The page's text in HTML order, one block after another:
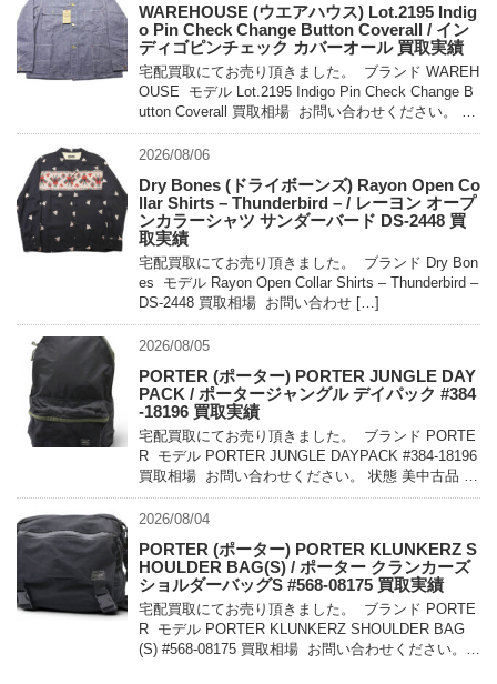
WAREHOUSE (ウエアハウス) Lot.2195 Indig
o Pin Check Change Button Coverall / イン
ディゴピンチェック カバーオール 買取実績
宅配買取にてお売り頂きました。 ブランド WAREH
OUSE モデル Lot.2195 Indigo Pin Check Change B
utton Coverall 買取相場 お問い合わせください。 状
態 未使用 […]
2026/08/06
Dry Bones (ドライボーンズ) Rayon Open Co
llar Shirts – Thunderbird – / レーヨン オープ
ンカラーシャツ サンダーバード DS-2448 買
取実績
宅配買取にてお売り頂きました。 ブランド Dry Bon
es モデル Rayon Open Collar Shirts – Thunderbird –
DS-2448 買取相場 お問い合わせ […]
2026/08/05
PORTER (ポーター) PORTER JUNGLE DAY
PACK / ポータージャングル デイパック #384
-18196 買取実績
宅配買取にてお売り頂きました。 ブランド PORTE
R モデル PORTER JUNGLE DAYPACK #384-18196
買取相場 お問い合わせください。 状態 美中古品 軽
量でコンパクトに持ち運べるパッカ […]
2026/08/04
PORTER (ポーター) PORTER KLUNKERZ S
HOULDER BAG(S) / ポーター クランカーズ
ショルダーバッグS #568-08175 買取実績
宅配買取にてお売り頂きました。 ブランド PORTE
R モデル PORTER KLUNKERZ SHOULDER BAG
(S) #568-08175 買取相場 お問い合わせください。